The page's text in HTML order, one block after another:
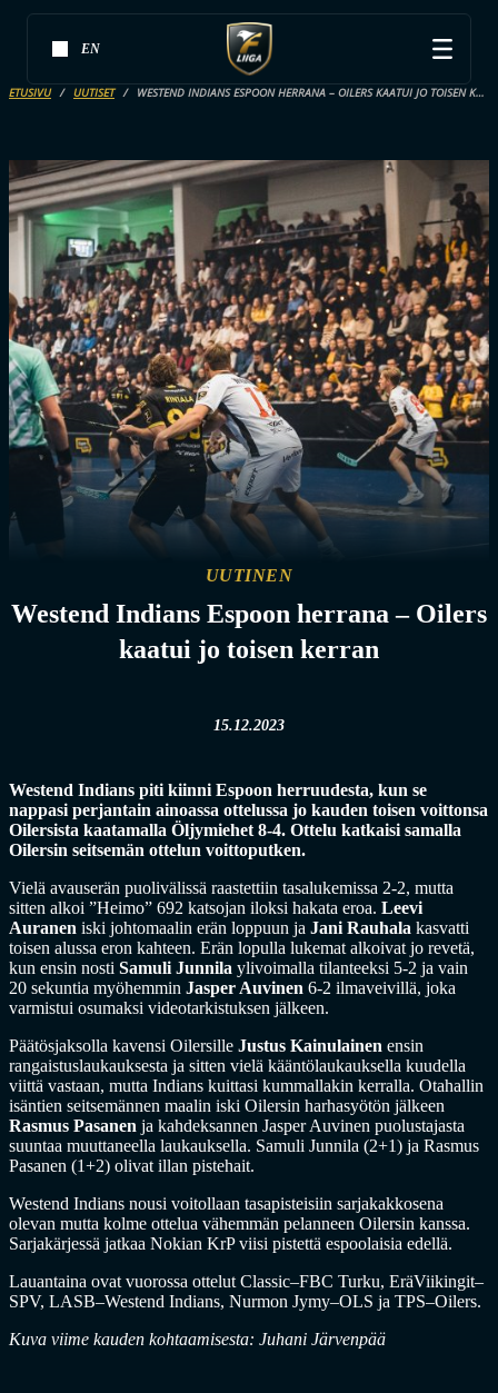
EN
ETUSIVU UUTISET WESTEND INDIANS ESPOON HERRANA – OILERS KAATUI JO TOISEN KERRAN
UUTINEN
Westend Indians Espoon herrana – Oilers
kaatui jo toisen kerran
15.12.2023
Westend Indians piti kiinni Espoon herruudesta, kun se
nappasi perjantain ainoassa ottelussa jo kauden toisen voittonsa
Oilersista kaatamalla Öljymiehet 8-4. Ottelu katkaisi samalla
Oilersin seitsemän ottelun voittoputken.
Vielä avauserän puolivälissä raastettiin tasalukemissa 2-2, mutta
sitten alkoi ”Heimo” 692 katsojan iloksi hakata eroa. Leevi
Auranen iski johtomaalin erän loppuun ja Jani Rauhala kasvatti
toisen alussa eron kahteen. Erän lopulla lukemat alkoivat jo revetä,
kun ensin nosti Samuli Junnila ylivoimalla tilanteeksi 5-2 ja vain
20 sekuntia myöhemmin Jasper Auvinen 6-2 ilmaveivillä, joka
varmistui osumaksi videotarkistuksen jälkeen.
Päätösjaksolla kavensi Oilersille Justus Kainulainen ensin
rangaistuslaukauksesta ja sitten vielä kääntölaukauksella kuudella
viittä vastaan, mutta Indians kuittasi kummallakin kerralla. Otahallin
isäntien seitsemännen maalin iski Oilersin harhasyötön jälkeen
Rasmus Pasanen ja kahdeksannen Jasper Auvinen puolustajasta
suuntaa muuttaneella laukauksella. Samuli Junnila (2+1) ja Rasmus
Pasanen (1+2) olivat illan pistehait.
Westend Indians nousi voitollaan tasapisteisiin sarjakakkosena
olevan mutta kolme ottelua vähemmän pelanneen Oilersin kanssa.
Sarjakärjessä jatkaa Nokian KrP viisi pistettä espoolaisia edellä.
Lauantaina ovat vuorossa ottelut Classic–FBC Turku, EräViikingit–
SPV, LASB–Westend Indians, Nurmon Jymy–OLS ja TPS–Oilers.
Kuva viime kauden kohtaamisesta: Juhani Järvenpää